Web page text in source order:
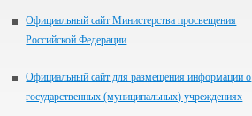
Официальный сайт Министерства просвещения
Российской Федерации
Официальный сайт для размещения информации о
государственных (муниципальных) учреждениях